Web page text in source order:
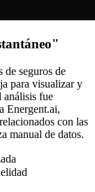
de seguros de
para visualizar y
análisis fue
Energent.ai,
con las
manual de datos.